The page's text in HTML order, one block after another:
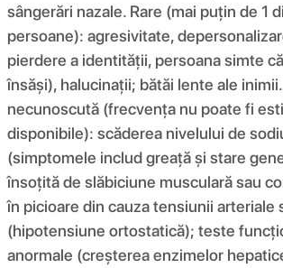
sângerări nazale. Rare (mai puțin de 1
persoane): agresivitate,
pierdere a identității, persoana simte
însăși), halucinații; bătăi lente ale
necunoscută (frecvența nu poate fi
disponibile): scăderea nivelului de
(simptomele includ greață și stare
însoțită de slăbiciune musculară sau
în picioare din cauza tensiunii arteriale
(hipotensiune ortostatică); teste
anormale (creșterea enzimelor